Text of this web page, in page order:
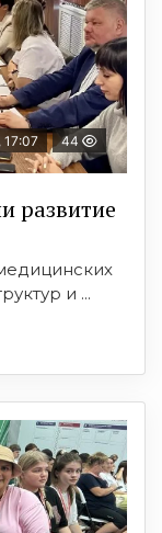
44
развитие
и ...